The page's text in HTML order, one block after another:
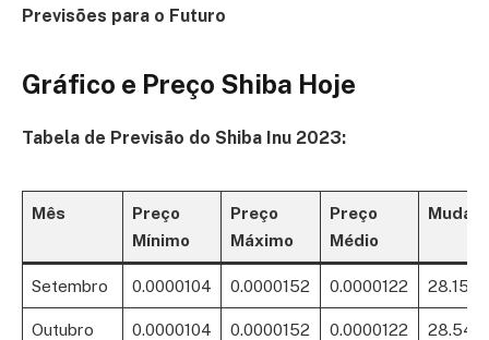
Previsões para o Futuro
Gráfico e Preço Shiba Hoje
Tabela de Previsão do Shiba Inu 2023:
Mês
Preço
Mínimo
Preço
Máximo
Preço
Médio
Setembro 0.0000104 0.0000152 0.0000122 28.15%
Outubro 0.0000104 0.0000152 0.0000122 28.54%